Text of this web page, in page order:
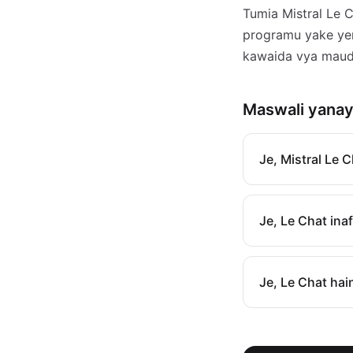
Tumia Mistral Le
programu yake
kawaida vya
Maswali
Je, Mistral Le
Je, Le Chat
Je, Le Chat